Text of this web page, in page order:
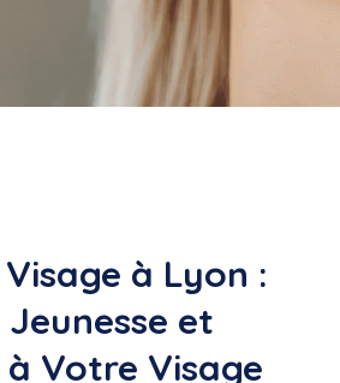
à Lyon :
et
Votre Visage